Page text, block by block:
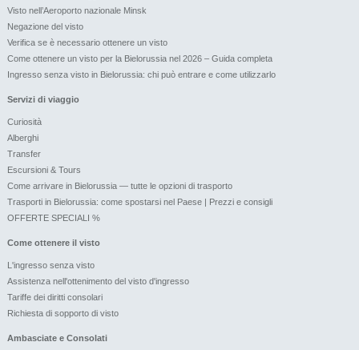
Visto nell’Aeroporto nazionale Minsk
Negazione del visto
Verifica se è necessario ottenere un visto
Come ottenere un visto per la Bielorussia nel 2026 – Guida completa
Ingresso senza visto in Bielorussia: chi può entrare e come utilizzarlo
Servizi di viaggio
Curiosità
Alberghi
Transfer
Escursioni & Tours
Come arrivare in Bielorussia — tutte le opzioni di trasporto
Trasporti in Bielorussia: come spostarsi nel Paese | Prezzi e consigli
OFFERTE SPECIALI %
Come ottenere il visto
L'ingresso senza visto
Assistenza nell'ottenimento del visto d'ingresso
Tariffe dei diritti consolari
Richiesta di sopporto di visto
Ambasciate e Consolati